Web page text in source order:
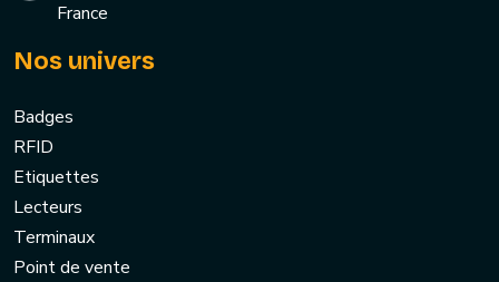
France
Nos univers
Badges
RFID
Etiquettes
Lecteurs
Terminaux
Point de vente